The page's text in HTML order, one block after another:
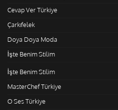
Cevap Ver Türkiye
Çarkıfelek
Doya Doya Moda
İşte Benim Stilim
İşte Benim Stilim
MasterChef Türkiye
O Ses Türkiye